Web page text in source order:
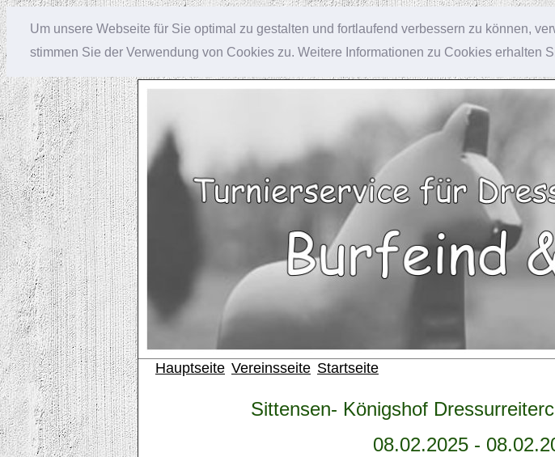
Um unsere Webseite für Sie optimal zu gestalten und fortlaufend verbessern zu können,
stimmen Sie der Verwendung von Cookies zu. Weitere Informationen zu Cookies erhalten
Hauptseite Vereinsseite Startseite
Sittensen- Königshof
08.02.2025 -